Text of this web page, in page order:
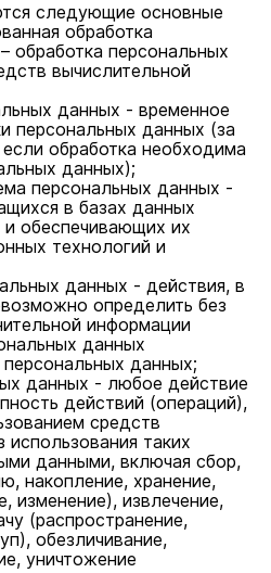
следующие основные
обработка
обработка персональных
вычислительной
данных - временное
персональных данных (за
обработка необходима
данных);
персональных данных -
в базах данных
обеспечивающих их
технологий и
данных - действия, в
определить без
информации
данных
данных;
данных - любое действие
действий (операций),
средств
использования таких
данными, включая сбор,
накопление, хранение,
изменение), извлечение,
(распространение,
обезличивание,
уничтожение